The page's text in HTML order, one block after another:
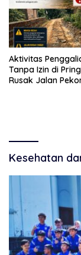
Aktivitas
Tanpa Izin di
Rusak Jalan
Kesehatan